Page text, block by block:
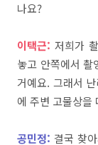
나요?
이택근: 저희가
놓고 안쪽에서 촬
거예요. 그래서
에 주변 고물상을
공민정: 결국 찾